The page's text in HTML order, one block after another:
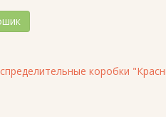
коробки